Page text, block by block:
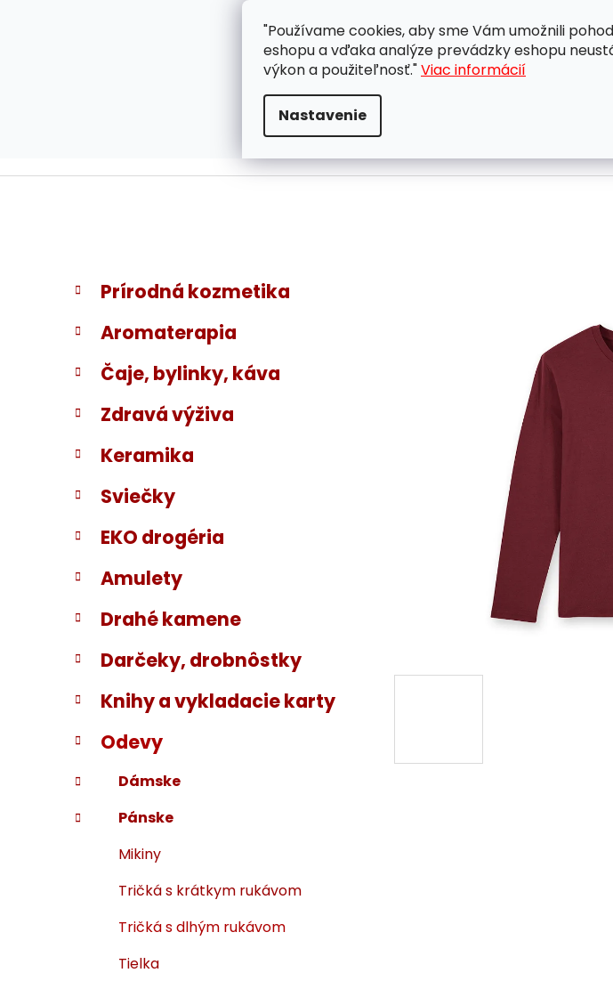
"Používame cookies, aby sme Vám umožnili
eshopu a vďaka analýze prevádzky eshopu
výkon a použiteľnosť."Viac informácií
Nastavenie
ZÁKAZNÍCKA PODPORA OBCHODNÉ PODMIENKY
B
č
ý
a
n
e
l
Preskočiť
kategórie
K
a
t
e
ó
i
Prírodná kozmetika
Aromaterapia
Čaje, bylinky, káva
Zdravá výživa
Keramika
Sviečky
EKO drogéria
Amulety
Drahé kamene
Darčeky, drobnôstky
Knihy a vykladacie karty
Odevy
Dámske
Pánske
Mikiny
Tričká s krátkym rukávom
Tričká s dlhým rukávom
Tielka